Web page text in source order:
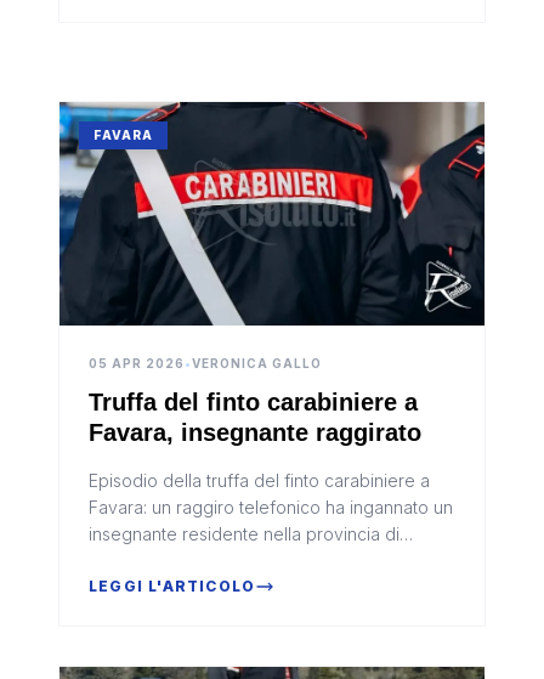
FAVARA
05 APR 2026 •VERONICA GALLO
Truffa del finto carabiniere a
Favara, insegnante raggirato
Episodio della truffa del finto carabiniere a
Favara: un raggiro telefonico ha ingannato un
insegnante residente nella provincia di
LEGGI L'ARTICOLO